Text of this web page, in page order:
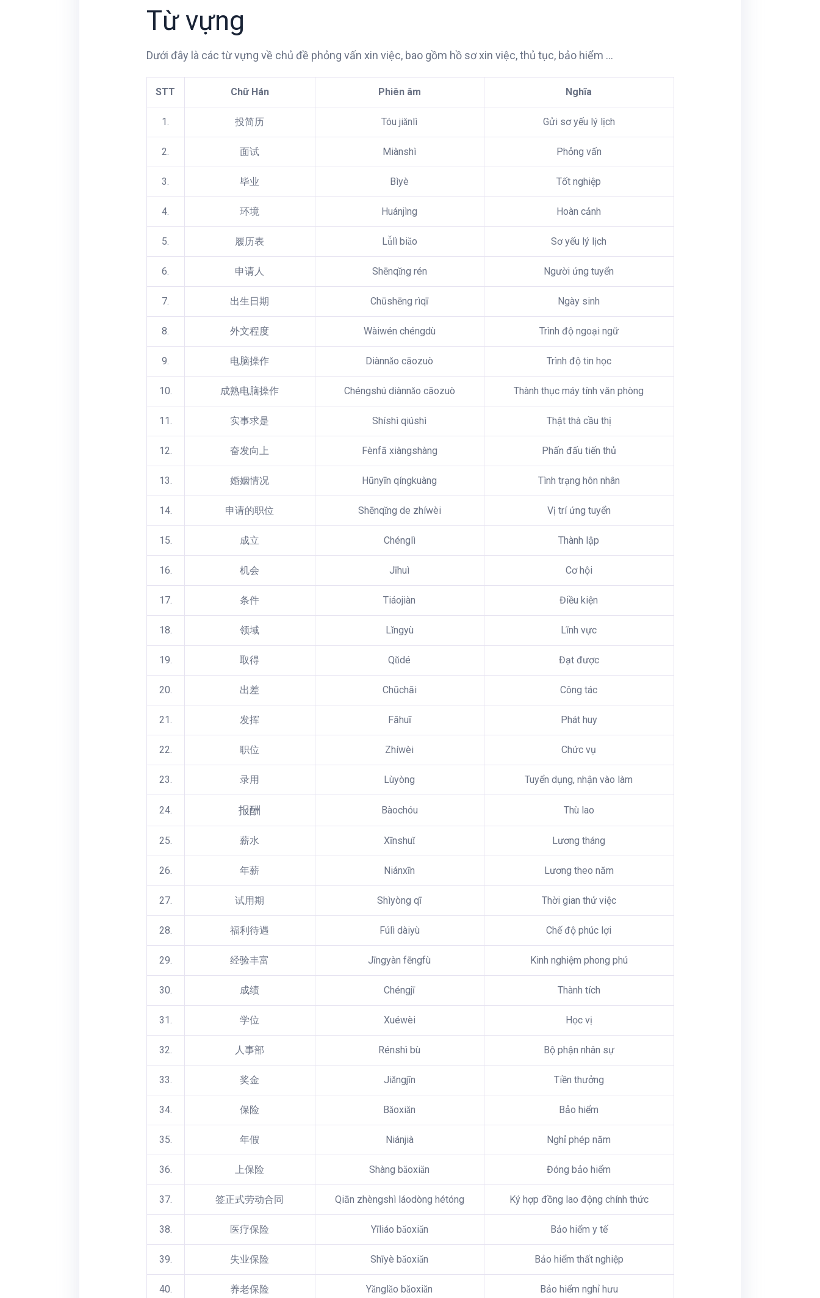
Từ vựng
Dưới đây là các từ vựng về chủ đề phỏng vấn xin việc, bao gồm hồ sơ xin việc, thủ tục, bảo hiểm …
STT Chữ Hán Phiên âm Nghĩa
1. 投简历 Tóu jiǎnlì Gửi sơ yếu lý lịch
2. 面试 Miànshì Phỏng vấn
3. 毕业 Bìyè Tốt nghiệp
4. 环境 Huánjìng Hoàn cảnh
5. 履历表 Lǚlì biǎo Sơ yếu lý lịch
6. 申请人 Shēnqǐng rén Người ứng tuyển
7. 出生日期 Chūshēng rìqī Ngày sinh
8. 外文程度 Wàiwén chéngdù Trình độ ngoại ngữ
9. 电脑操作 Diànnǎo cāozuò Trình độ tin học
10. 成熟电脑操作 Chéngshú diànnǎo cāozuò Thành thục máy tính văn phòng
11. 实事求是 Shíshì qiúshì Thật thà cầu thị
12. 奋发向上 Fènfā xiàngshàng Phấn đấu tiến thủ
13. 婚姻情况 Hūnyīn qíngkuàng Tình trạng hôn nhân
14. 申请的职位 Shēnqǐng de zhíwèi Vị trí ứng tuyển
15. 成立 Chénglì Thành lập
16. 机会 Jīhuì Cơ hội
17. 条件 Tiáojiàn Điều kiện
18. 领域 Lǐngyù Lĩnh vực
19. 取得 Qǔdé Đạt được
20. 出差 Chūchāi Công tác
21. 发挥 Fāhuī Phát huy
22. 职位 Zhíwèi Chức vụ
23. 录用 Lùyòng Tuyển dụng, nhận vào làm
24. 报酬 Bàochóu Thù lao
25. 薪水 Xīnshuǐ Lương tháng
26. 年薪 Niánxīn Lương theo năm
27. 试用期 Shìyòng qī Thời gian thử việc
28. 福利待遇 Fúlì dàiyù Chế độ phúc lợi
29. 经验丰富 Jīngyàn fēngfù Kinh nghiệm phong phú
30. 成绩 Chéngjī Thành tích
31. 学位 Xuéwèi Học vị
32. 人事部 Rénshì bù Bộ phận nhân sự
33. 奖金 Jiǎngjīn Tiền thưởng
34. 保险 Bǎoxiǎn Bảo hiểm
35. 年假 Niánjià Nghỉ phép năm
36. 上保险 Shàng bǎoxiǎn Đóng bảo hiểm
37. 签正式劳动合同 Qiān zhèngshì láodòng hétóng Ký hợp đồng lao động chính thức
38. 医疗保险 Yīliáo bǎoxiǎn Bảo hiểm y tế
39. 失业保险 Shīyè bǎoxiǎn Bảo hiểm thất nghiệp
40. 养老保险 Yǎnglǎo bǎoxiǎn Bảo hiểm nghỉ hưu